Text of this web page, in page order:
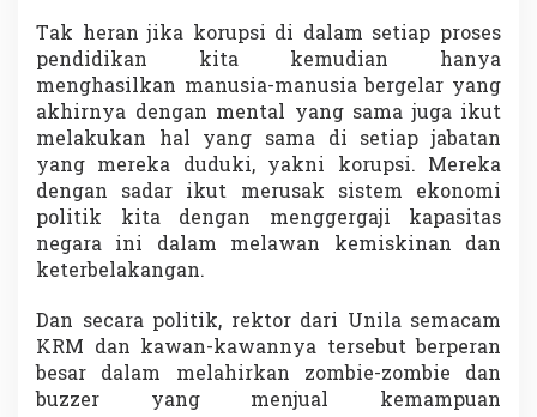
Tak heran jika korupsi di dalam setiap proses
pendidikan kita kemudian hanya
menghasilkan manusia-manusia bergelar yang
akhirnya dengan mental yang sama juga ikut
melakukan hal yang sama di setiap jabatan
yang mereka duduki, yakni korupsi. Mereka
dengan sadar ikut merusak sistem ekonomi
politik kita dengan menggergaji kapasitas
negara ini dalam melawan kemiskinan dan
keterbelakangan.
Dan secara politik, rektor dari Unila semacam
KRM dan kawan-kawannya tersebut berperan
besar dalam melahirkan zombie-zombie dan
buzzer yang menjual kemampuan